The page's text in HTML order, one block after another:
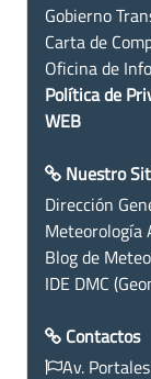
Gobierno
Carta de
Oficina de
Política de
WEB
Nuestro
Dirección
Meteorología
Blog de
IDE DMC
Contactos
Av.